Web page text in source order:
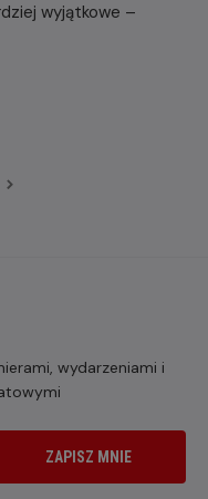
wyjątkowe –
wydarzeniami i
ZAPISZ MNIE